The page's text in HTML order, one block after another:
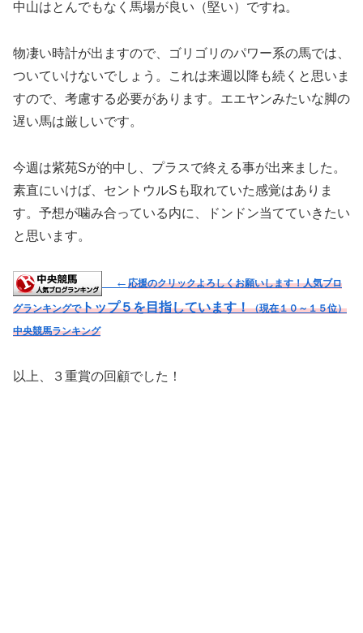
中山はとんでもなく馬場が良い（堅い）ですね。
物凄い時計が出ますので、ゴリゴリのパワー系の馬では、
ついていけないでしょう。これは来週以降も続くと思いま
すので、考慮する必要があります。エエヤンみたいな脚の
遅い馬は厳しいです。
今週は紫苑Sが的中し、プラスで終える事が出来ました。
素直にいけば、セントウルSも取れていた感覚はありま
す。予想が噛み合っている内に、ドンドン当てていきたい
と思います。
← 応援のクリックよろしくお願いします！人気ブロ
グランキングでトップ５を目指しています！（現在１０～１５位）
中央競馬ランキング
以上、３重賞の回顧でした！